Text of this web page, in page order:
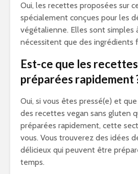
Oui, les recettes proposées sur
spécialement conçues pour les
végétalienne. Elles sont simples
nécessitent que des ingrédients
Est-ce que les
préparées rapidement
Oui, si vous êtes pressé(e) et
des recettes vegan sans gluten
préparées rapidement, cette
vous. Vous trouverez des idées
délicieux qui peuvent être
temps.